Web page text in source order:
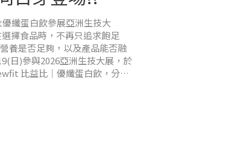
纖蛋白飲參展亞洲生技大
擇食品時，不再只追求飽足
養是否足夠，以及產品能否融
日)參與2026亞洲生技大展，於
比益比｜優纖蛋白飲，分享
的生技產業展會之一，涵蓋生